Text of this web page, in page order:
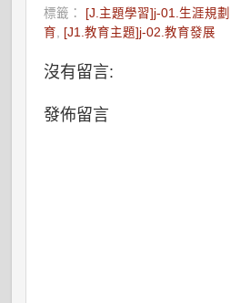
標籤： [J.主題學習]j-01.生涯規劃
育, [J1.教育主題]j-02.教育發展
沒有留言:
發佈留言